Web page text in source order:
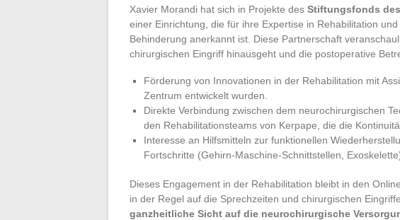
Xavier Morandi hat sich in Projekte des Stiftungsfonds
einer Einrichtung, die für ihre Expertise in Rehabilitation
Behinderung anerkannt ist. Diese Partnerschaft
chirurgischen Eingriff hinausgeht und die postoperative
Förderung von Innovationen in der Rehabilitation mit
Zentrum entwickelt wurden.
Direkte Verbindung zwischen dem neurochirurgischen
den Rehabilitationsteams von Kerpape, die die
Interesse an Hilfsmitteln zur funktionellen
Fortschritte (Gehirn-Maschine-Schnittstellen,
Dieses Engagement in der Rehabilitation bleibt in den
in der Regel auf die Sprechzeiten und chirurgischen
ganzheitliche Sicht auf die neurochirurgische